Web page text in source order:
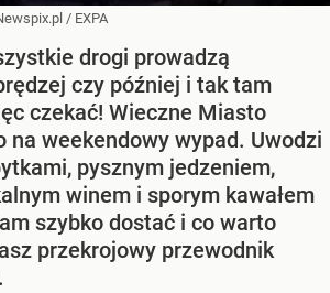
/ EXPA
drogi prowadzą
czy później i tak tam
czekać! Wieczne Miasto
na weekendowy wypad. Uwodzi
pysznym jedzeniem,
winem i sporym kawałem
szybko dostać i co warto
przekrojowy przewodnik